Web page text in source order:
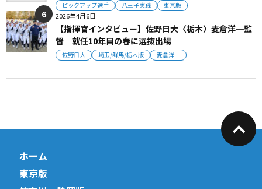
ピックアップ選手 八王子実践 東京版
2026年4月6日
【指揮官インタビュー】佐野日大〈栃木〉麦倉洋一監
督 就任10年目の春に選抜出場
佐野日大 埼玉/群馬/栃木版 麦倉洋一
ホーム
東京版